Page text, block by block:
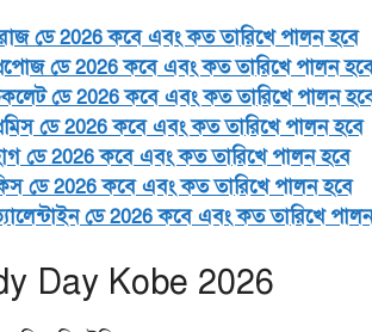
ডে 2026 কবে এবং কত তারিখে পালন হবে
ডে 2026 কবে এবং কত তারিখে পালন
ডে 2026 কবে এবং কত তারিখে পালন
ডে 2026 কবে এবং কত তারিখে পালন হবে
ডে 2026 কবে এবং কত তারিখে পালন হবে
ডে 2026 কবে এবং কত তারিখে পালন হবে
ডে 2026 কবে এবং কত তারিখে
Day Kobe 2026